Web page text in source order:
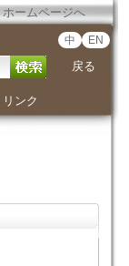
ホームページへ
中 EN
戻る
リンク